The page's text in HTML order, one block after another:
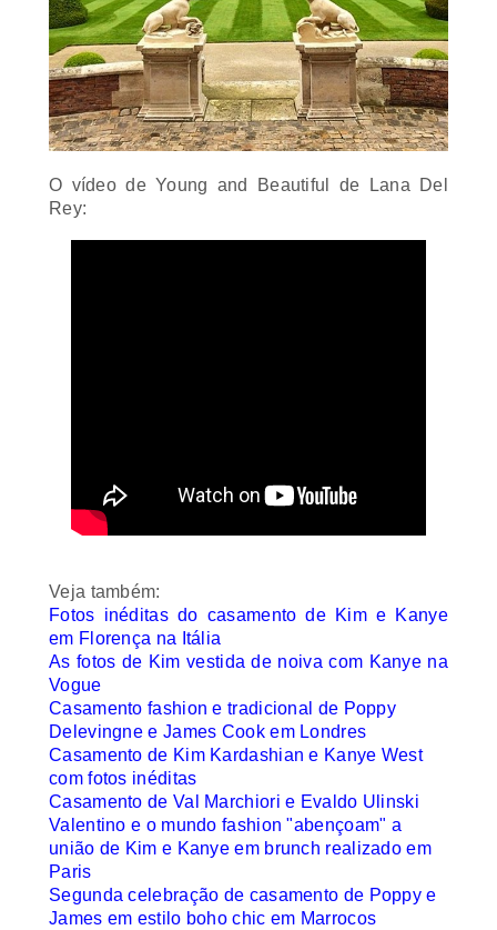
O vídeo deYoung and Beautiful
de Lana Del
Rey:
Veja também:
Fotos inéditas do casamento de Kim e Kanye
em Florença na Itália
As fotos de Kim vestida de noiva com Kanye na
Vogue
Casamento fashione tradicional de Poppy
Delevingne e James Cook em Londres
Casamento de Kim Kardashian e Kanye West
com fotos inéditas
Casamento de Val Marchiori e Evaldo Ulinski
Valentino e o mundofashion "abençoam" a
união de Kim e Kanye em brunch realizado em
Paris
Segunda celebração de casamento de Poppy e
James em estilo boho chic em Marrocos